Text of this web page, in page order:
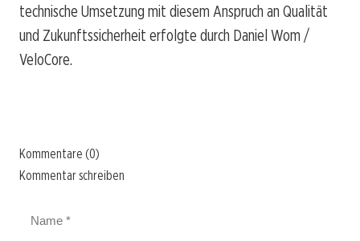
technische Umsetzung mit diesem Anspruch an Qualität
und Zukunftssicherheit erfolgte durch Daniel Wom /
VeloCore.
Kommentare (0)
Kommentar schreiben